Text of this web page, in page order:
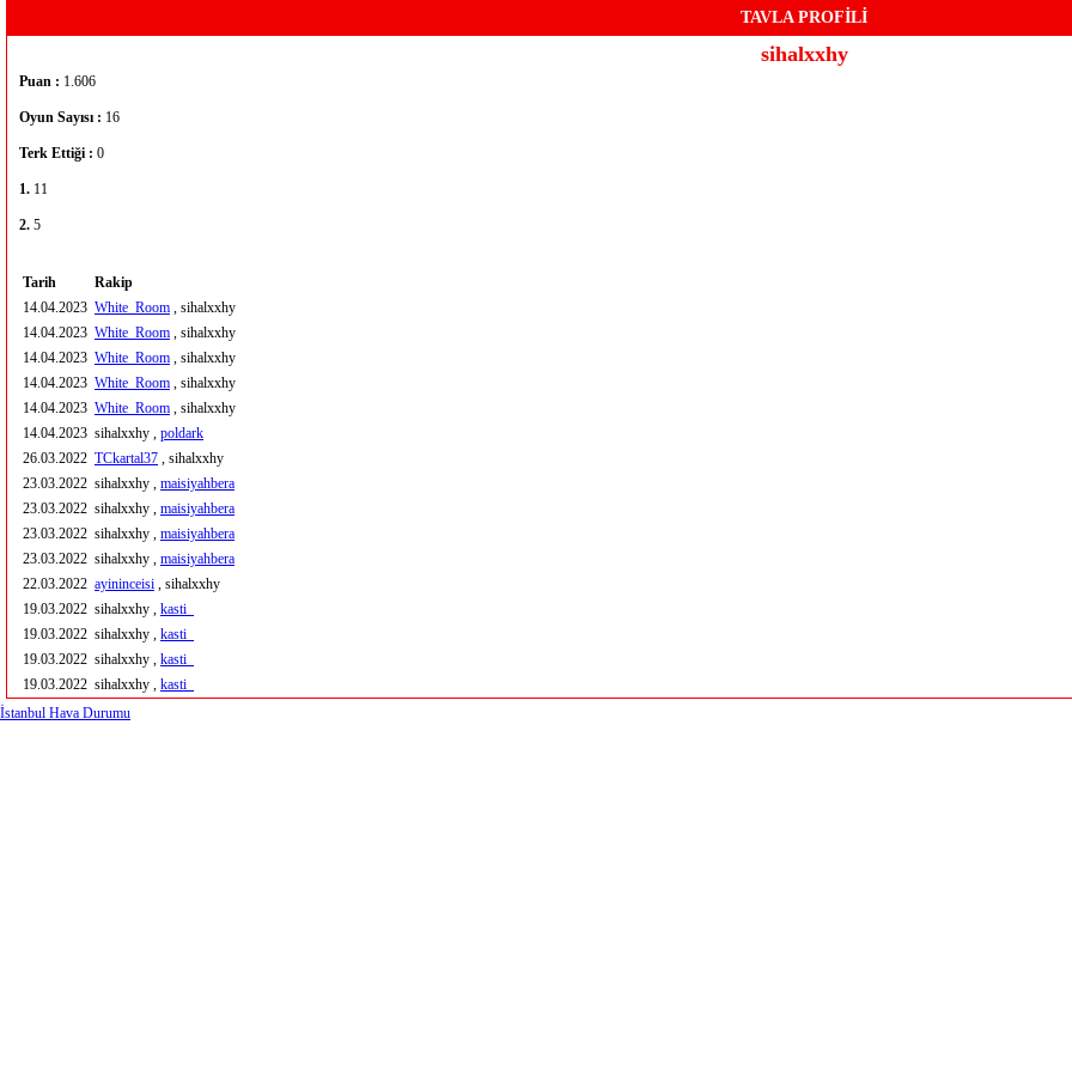
TAVLA PROFİLİ
sihalxxhy
Puan : 1.606
Oyun Sayısı : 16
Terk Ettiği : 0
1. 11
2. 5
Tarih Rakip
14.04.2023 White_Room , sihalxxhy
14.04.2023 White_Room , sihalxxhy
14.04.2023 White_Room , sihalxxhy
14.04.2023 White_Room , sihalxxhy
14.04.2023 White_Room , sihalxxhy
14.04.2023 sihalxxhy , poldark
26.03.2022 TCkartal37 , sihalxxhy
23.03.2022 sihalxxhy , maisiyahbera
23.03.2022 sihalxxhy , maisiyahbera
23.03.2022 sihalxxhy , maisiyahbera
23.03.2022 sihalxxhy , maisiyahbera
22.03.2022 ayininceisi , sihalxxhy
19.03.2022 sihalxxhy , kasti_
19.03.2022 sihalxxhy , kasti_
19.03.2022 sihalxxhy , kasti_
19.03.2022 sihalxxhy , kasti_
İstanbul Hava Durumu